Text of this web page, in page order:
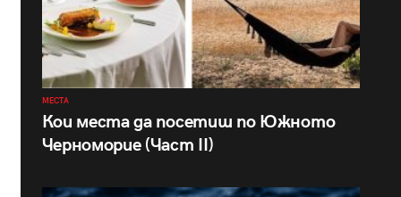
МЕСТА
Кои места да посетиш по Южното
Черноморие (Част II)